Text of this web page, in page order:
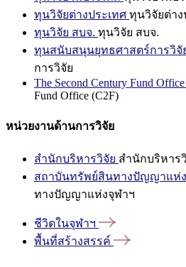
ทุนวิจัยต่างประเทศ ทุนวิจัยต่าง
ทุนวิจัย สบจ. ทุนวิจัย สบจ.
ทุนสนับสนุนยุทธศาสตร์การวิจั
การวิจัย
The Second Century Fund
Fund Office (C2F)
หน่วยงานด้านการวิจัย
สำนักบริหารวิจัย สำนักบริหาร
สถาบันทรัพย์สินทางปัญญาแห่
ทางปัญญาแห่งจุฬาฯ
ชีวิตในจุฬาฯ
พื้นที่สร้างสรรค์